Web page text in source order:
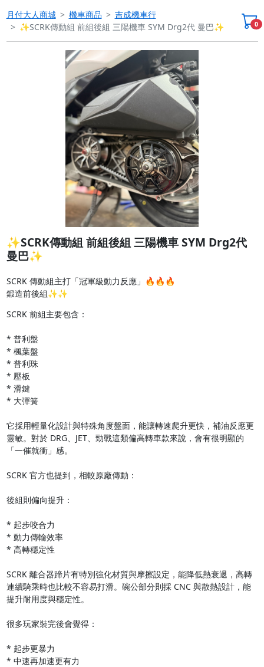
月付大人商城 機車商品
吉成機車行
✨SCRK傳動組 前組後組 三陽機車 SYM Drg2代 曼巴✨
0
✨SCRK傳動組 前組後組 三陽機車 SYM Drg2代
曼巴✨
SCRK 傳動組主打「冠軍級動力反應」🔥🔥🔥
鍛造前後組✨✨
SCRK 前組主要包含：
* 普利盤
* 楓葉盤
* 普利珠
* 壓板
* 滑鍵
* 大彈簧
它採用輕量化設計與特殊角度盤面，能讓轉速爬升更快，補油反應更
靈敏。對於 DRG、JET、勁戰這類偏高轉車款來說，會有很明顯的
「一催就衝」感。
SCRK 官方也提到，相較原廠傳動：
後組則偏向提升：
* 起步咬合力
* 動力傳輸效率
* 高轉穩定性
SCRK 離合器蹄片有特別強化材質與摩擦設定，能降低熱衰退，高轉
連續騎乘時也比較不容易打滑。碗公部分則採 CNC 與散熱設計，能
提升耐用度與穩定性。
很多玩家裝完後會覺得：
* 起步更暴力
* 中速再加速更有力